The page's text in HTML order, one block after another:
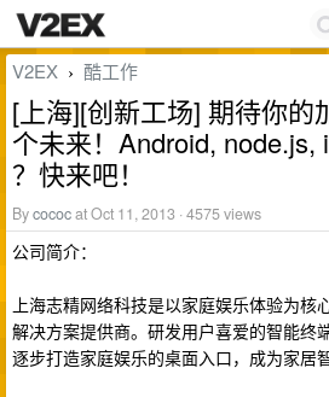
V2EX › 酷工作
[上海][创新工场] 期待你的
个未来！Android, node.js,
？快来吧！
Bycococat Oct 11, 2013 · 4575 views
公司简介：
上海志精网络科技是以家庭娱乐体验为核
解决方案提供商。研发用户喜爱的智能终
逐步打造家庭娱乐的桌面入口，成为家居